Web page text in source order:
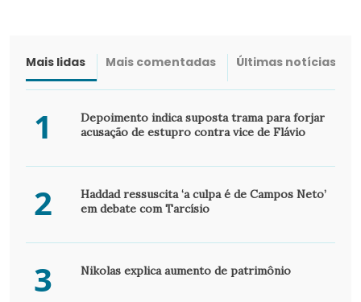
Mais lidas Mais comentadas Últimas notícias
1
Depoimento indica suposta trama para forjar
acusação de estupro contra vice de Flávio
2
Haddad ressuscita ‘a culpa é de Campos Neto’
em debate com Tarcísio
3 Nikolas explica aumento de patrimônio